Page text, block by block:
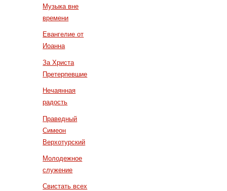
Музыка вне
времени
Евангелие от
Иоанна
За Христа
Претерпевшие
Нечаянная
радость
Праведный
Симеон
Верхотурский
Молодежное
служение
Свистать всех